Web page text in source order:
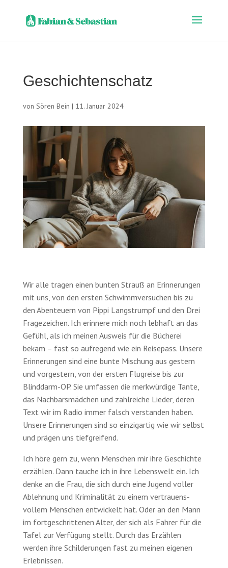
Geschichtenschatz
von Sören Bein | 11. Januar 2024
Wir alle tragen einen bunten Strauß an Erinne­rungen
mit uns, von den ersten Schwimm­versuchen bis zu
den Abenteuern von Pippi Langstrumpf und den Drei
Frage­zeichen. Ich erinnere mich noch lebhaft an das
Gefühl, als ich meinen Ausweis für die Bücherei
bekam – fast so aufregend wie ein Reise­pass. Unsere
Erinne­rungen sind eine bunte Mischung aus gestern
und vorgestern, von der ersten Flug­reise bis zur
Blinddarm-OP. Sie umfassen die merk­würdige Tante,
das Nachbars­mädchen und zahl­reiche Lieder, deren
Text wir im Radio immer falsch verstanden haben.
Unsere Erinne­rungen sind so einzig­artig wie wir selbst
und prägen uns tief­greifend.
Ich höre gern zu, wenn Menschen mir ihre Geschichte
erzählen. Dann tauche ich in ihre Lebens­welt ein. Ich
denke an die Frau, die sich durch eine Jugend voller
Ableh­nung und Krimina­lität zu einem vertrauens­
vollem Menschen entwickelt hat. Oder an den Mann
im fortgeschrittenen Alter, der sich als Fahrer für die
Tafel zur Ver­fügung stellt. Durch das Erzählen
werden ihre Schilde­rungen fast zu meinen eigenen
Erleb­nissen.